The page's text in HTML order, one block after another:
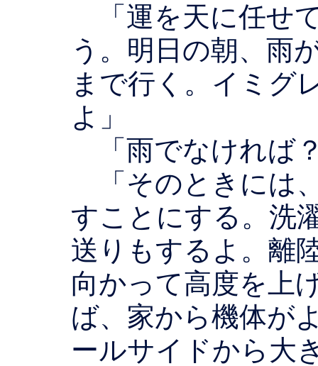
「運を天に任せ
う。明日の朝、雨
まで行く。イミグ
よ」
「雨でなければ
「そのときには
すことにする。洗
送りもするよ。離
向かって高度を上
ば、家から機体が
ールサイドから大